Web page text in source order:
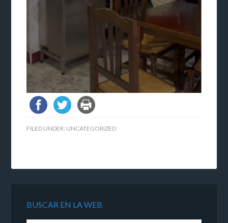
FILED UNDER: UNCATEGORIZED
BUSCAR EN LA WEB